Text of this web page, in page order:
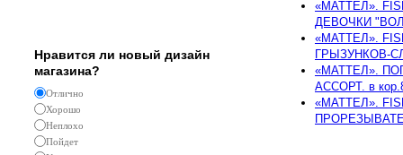
Нравится ли новый дизайн
магазина?
Отлично
Хорошо
Неплохо
Пойдет
«МАТТЕЛ».
ДЕВОЧКИ
«МАТТЕЛ».
ГРЫЗУНКОВ-
«МАТТЕЛ».
АССОРТ. в
«МАТТЕЛ».